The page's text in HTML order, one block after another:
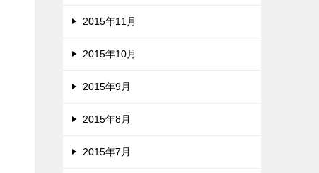
2015年11月
2015年10月
2015年9月
2015年8月
2015年7月